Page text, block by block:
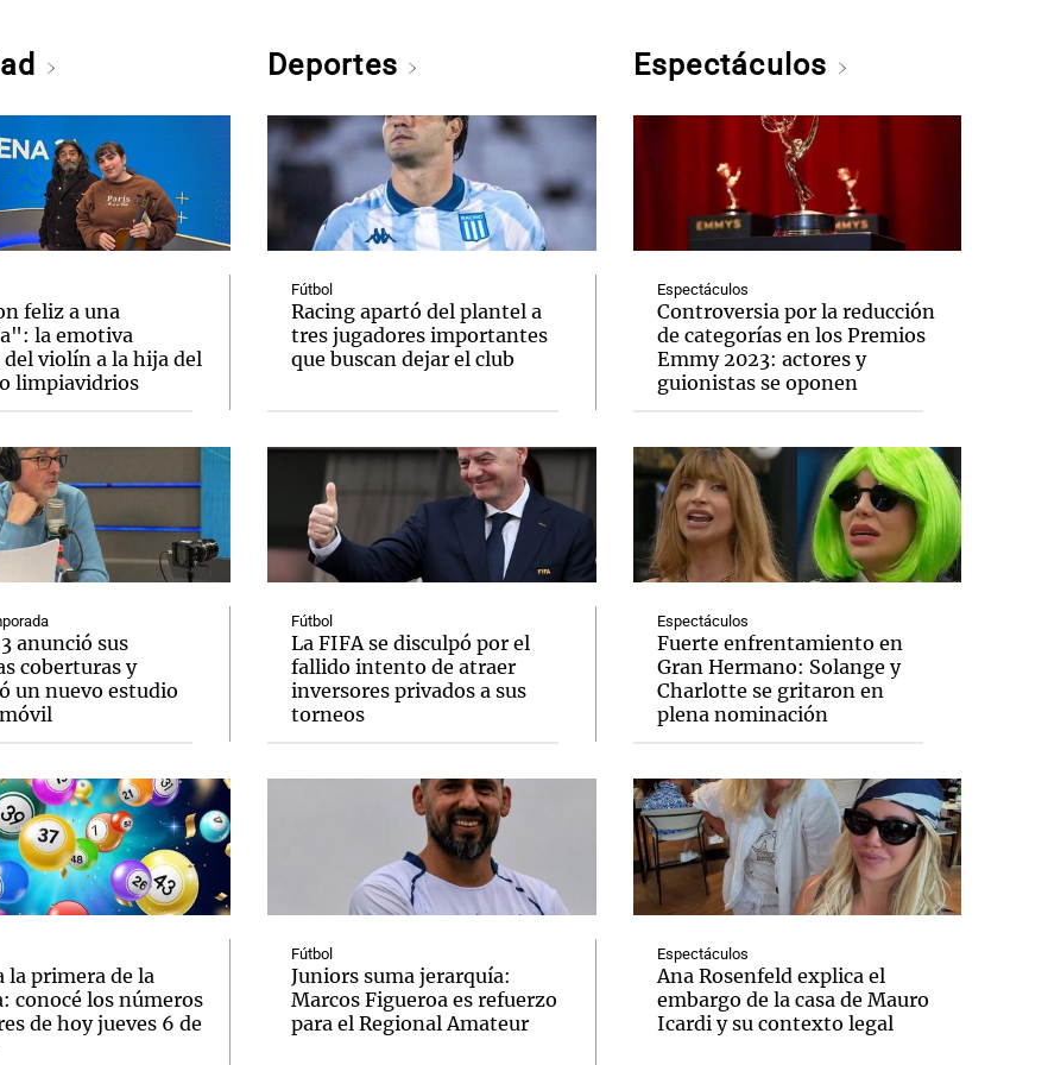
feliz a una
la emotiva
violín a la hija del
limpiavidrios
anunció sus
coberturas y
un nuevo estudio
la primera de la
conocé los números
de hoy jueves 6 de
Deportes
Fútbol
Racing apartó del plantel a
tres jugadores importantes
que buscan dejar el club
Fútbol
La FIFA se disculpó por el
fallido intento de atraer
inversores privados a sus
torneos
Fútbol
Juniors suma jerarquía:
Marcos Figueroa es refuerzo
para el Regional Amateur
Espectáculos
Espectáculos
Controversia por la reducción
de categorías en los Premios
Emmy 2023: actores y
guionistas se oponen
Espectáculos
Fuerte enfrentamiento en
Gran Hermano: Solange y
Charlotte se gritaron en
plena nominación
Espectáculos
Ana Rosenfeld explica el
embargo de la casa de Mauro
Icardi y su contexto legal
El huracán de Arequito
Notas
Cadena 3 en Groenlandia
Notas